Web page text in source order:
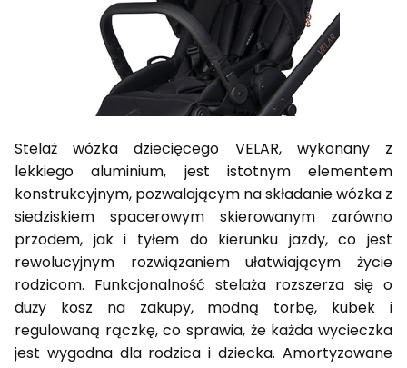
Stelaż wózka dziecięcego VELAR, wykonany z
lekkiego aluminium, jest istotnym elementem
konstrukcyjnym, pozwalającym na składanie wózka z
siedziskiem spacerowym skierowanym zarówno
przodem, jak i tyłem do kierunku jazdy, co jest
rewolucyjnym rozwiązaniem ułatwiającym życie
rodzicom. Funkcjonalność stelaża rozszerza się o
duży kosz na zakupy, modną torbę, kubek i
regulowaną rączkę, co sprawia, że każda wycieczka
jest wygodna dla rodzica i dziecka. Amortyzowane